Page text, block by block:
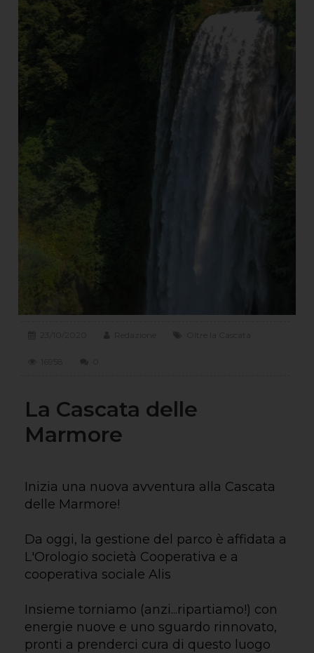
La Cascata delle
Marmore
Inizia una nuova avventura alla Cascata
delle Marmore!
Da oggi, la gestione del parco è affidata a
L'Orologio società Cooperativa e a
cooperativa sociale Alis
Insieme torniamo (anzi...ripartiamo!) con
energie nuove e uno sguardo rinnovato,
pronti a prenderci cura di questo luogo